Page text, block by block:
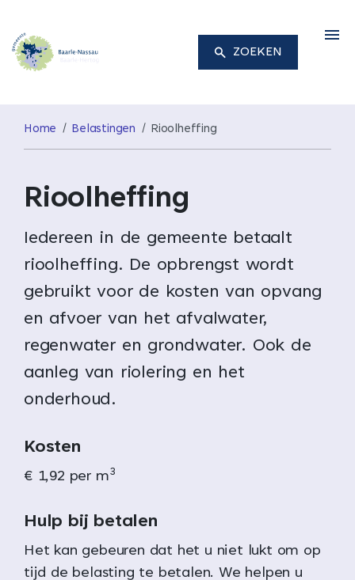
ZOEKEN
Home Belastingen Rioolheffing
Rioolheffing
Iedereen in de gemeente betaalt
rioolheffing. De opbrengst wordt
gebruikt voor de kosten van opvang
en afvoer van het afvalwater,
regenwater en grondwater. Ook de
aanleg van riolering en het
onderhoud.
Kosten
€ 1,92 per m3
Hulp bij betalen
Het kan gebeuren dat het u niet lukt om op
tijd de belasting te betalen. We helpen u